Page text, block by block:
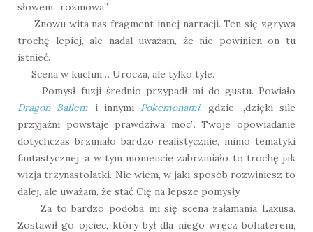
słowem „rozmowa”.
Znowu wita nas fragment innej narracji. Ten się zgrywa
trochę lepiej, ale nadal uważam, że nie powinien on tu
istnieć.
Scena w kuchni… Urocza, ale tylko tyle.
Pomysł fuzji średnio przypadł mi do gustu. Powiało
Dragon Ballem i innymi Pokemonami, gdzie „dzięki sile
przyjaźni powstaje prawdziwa moc”. Twoje opowiadanie
dotychczas brzmiało bardzo realistycznie, mimo tematyki
fantastycznej, a w tym momencie zabrzmiało to trochę jak
wizja trzynastolatki. Nie wiem, w jaki sposób rozwiniesz to
dalej, ale uważam, że stać Cię na lepsze pomysły.
Za to bardzo podoba mi się scena załamania Laxusa.
Zostawił go ojciec, który był dla niego wręcz bohaterem,